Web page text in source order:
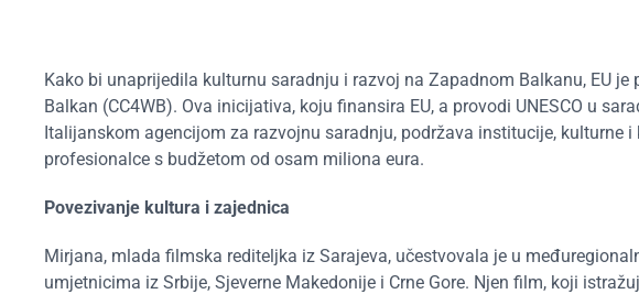
Kako bi unaprijedila kulturnu saradnju i razvoj na Zapadnom Balkanu, EU
Balkan (CC4WB). Ova inicijativa, koju finansira EU, a provodi UNESCO u
Italijanskom agencijom za razvojnu saradnju, podržava institucije, kulturne
profesionalce s budžetom od osam miliona eura.
Povezivanje kultura i zajednica
Mirjana, mlada filmska rediteljka iz Sarajeva, učestvovala je u
umjetnicima iz Srbije, Sjeverne Makedonije i Crne Gore. Njen film, koji